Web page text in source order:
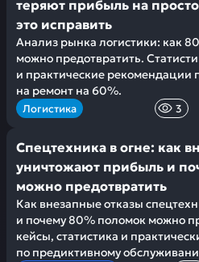
теряют прибыль на
это исправить
Анализ рынка логистики: как
можно предотвратить.
и практические рекомендации
на ремонт на 60%.
Логистика 3
Спецтехника в огне: как
уничтожают прибыль и
можно предотвратить
Как внезапные отказы
и почему 80% поломок можно
кейсы, статистика и
по предиктивному